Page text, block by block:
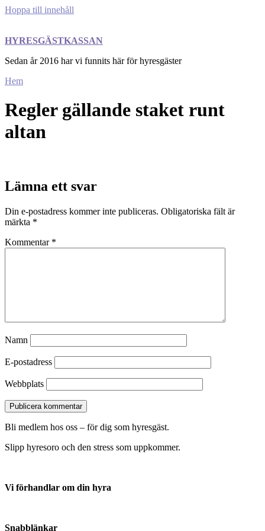
Hoppa till innehåll
HYRESGÄSTKASSAN
Sedan år 2016 har vi funnits här för hyresgäster
Hem
Regler gällande staket runt
altan
Lämna ett svar
Din e-postadress kommer inte publiceras. Obligatoriska fält är
märkta *
Kommentar *
Namn
E-postadress
Webbplats
Bli medlem hos oss – för dig som hyresgäst.
Slipp hyresoro och den stress som uppkommer.
Vi förhandlar om din hyra
Snabblänkar